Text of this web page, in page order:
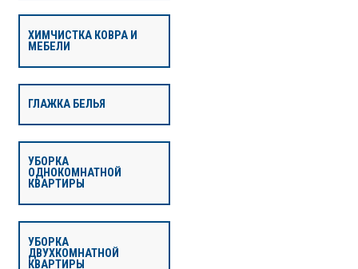
ХИМЧИСТКА КОВРА И
МЕБЕЛИ
ГЛАЖКА БЕЛЬЯ
УБОРКА
ОДНОКОМНАТНОЙ
КВАРТИРЫ
УБОРКА
ДВУХКОМНАТНОЙ
КВАРТИРЫ